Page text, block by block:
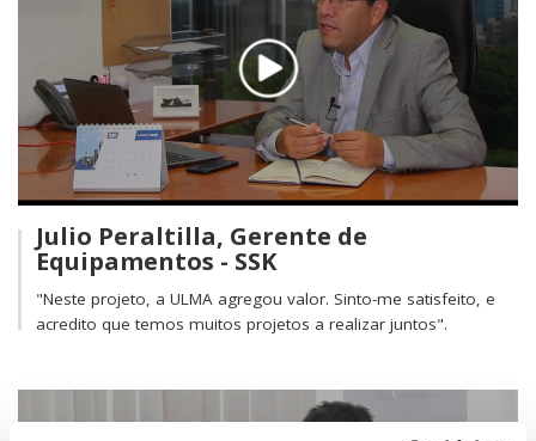
Julio Peraltilla, Gerente de
Equipamentos - SSK
"Neste projeto, a ULMA agregou valor. Sinto-me satisfeito, e
acredito que temos muitos projetos a realizar juntos".